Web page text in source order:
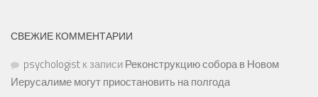
СВЕЖИЕ КОММЕНТАРИИ
psychologistк записиРеконструкцию собора в Новом
Иерусалиме могут приостановить на полгода